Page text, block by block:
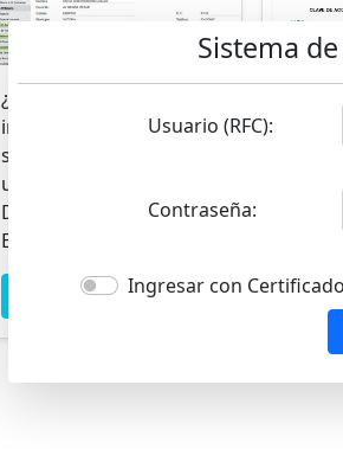
Sistema
Usuario (RFC):
Contraseña:
Ingresar con
¿Necesita ayuda para
ingresar al sistema de
solicitudes en línea o
utilizar el Certificado
Digital para Firma
Electrónica Avanzada?
Video tutoriales